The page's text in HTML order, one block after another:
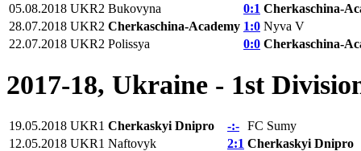
05.08.2018 UKR2 Bukovyna 0:1 Cherkaschina-
28.07.2018 UKR2 Cherkaschina-Academy 1:0 Nyva V
22.07.2018 UKR2 Polissya 0:0 Cherkaschina-
2017-18, Ukraine - 1st
19.05.2018 UKR1 Cherkaskyi Dnipro -:- FC Sumy
12.05.2018 UKR1 Naftovyk 2:1 Cherkaskyi Dnipro